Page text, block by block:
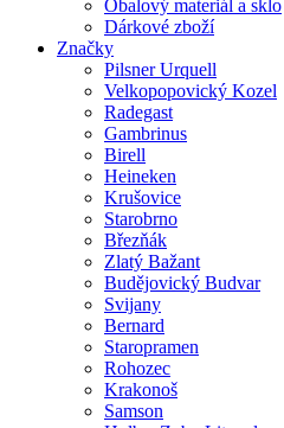
Obalový materiál a sklo
Dárkové zboží
Značky
Pilsner Urquell
Velkopopovický Kozel
Radegast
Gambrinus
Birell
Heineken
Krušovice
Starobrno
Březňák
Zlatý Bažant
Budějovický Budvar
Svijany
Bernard
Staropramen
Rohozec
Krakonoš
Samson